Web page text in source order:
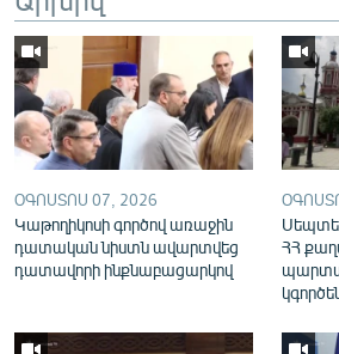
English
Русский
ՀԵՏԵՎԵՔ ՄԵԶ
«Ազատության» բոլոր կայքերը
ՕԳՈՍՏՈՍ 07, 2026
Կաթողիկոսի գործով առաջին
դատական նիստն ավարտվեց
դատավորի ինքնաբացարկով
ՀՀ